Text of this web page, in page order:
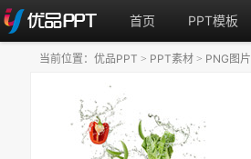
首页 PPT模板
当前位置： 优品PPT > PPT素材 > PNG图片